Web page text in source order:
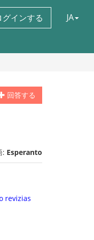
グインする JA
回答する
: Esperanto
revizias